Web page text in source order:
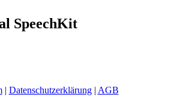
SpeechKit
| Datenschutzerklärung| AGB